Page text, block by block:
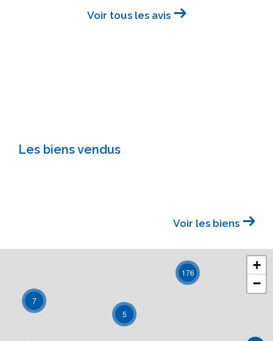
Voir tous les avis
Les biens vendus
Voir les biens
7
5
176
+
−